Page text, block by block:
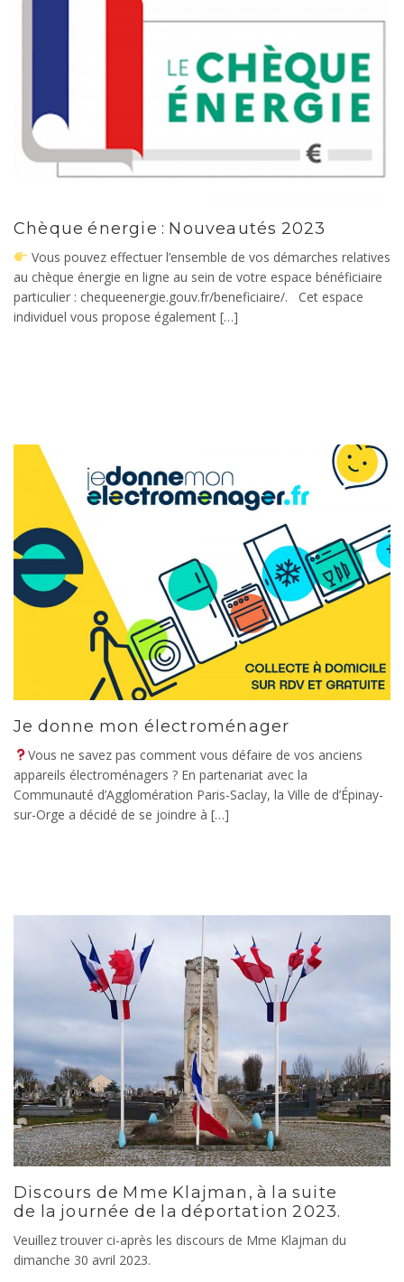
Chèque énergie : Nouveautés 2023
Vous pouvez effectuer l’ensemble de vos démarches relatives
au chèque énergie en ligne au sein de votre espace bénéficiaire
particulier : chequeenergie.gouv.fr/beneficiaire/. Cet espace
individuel vous propose également […]
Je donne mon électroménager
Vous ne savez pas comment vous défaire de vos anciens
appareils électroménagers ? En partenariat avec la
Communauté d’Agglomération Paris-Saclay, la Ville de d’Épinay-
sur-Orge a décidé de se joindre à […]
Discours de Mme Klajman, à la suite
de la journée de la déportation 2023.
Veuillez trouver ci-après les discours de Mme Klajman du
dimanche 30 avril 2023.